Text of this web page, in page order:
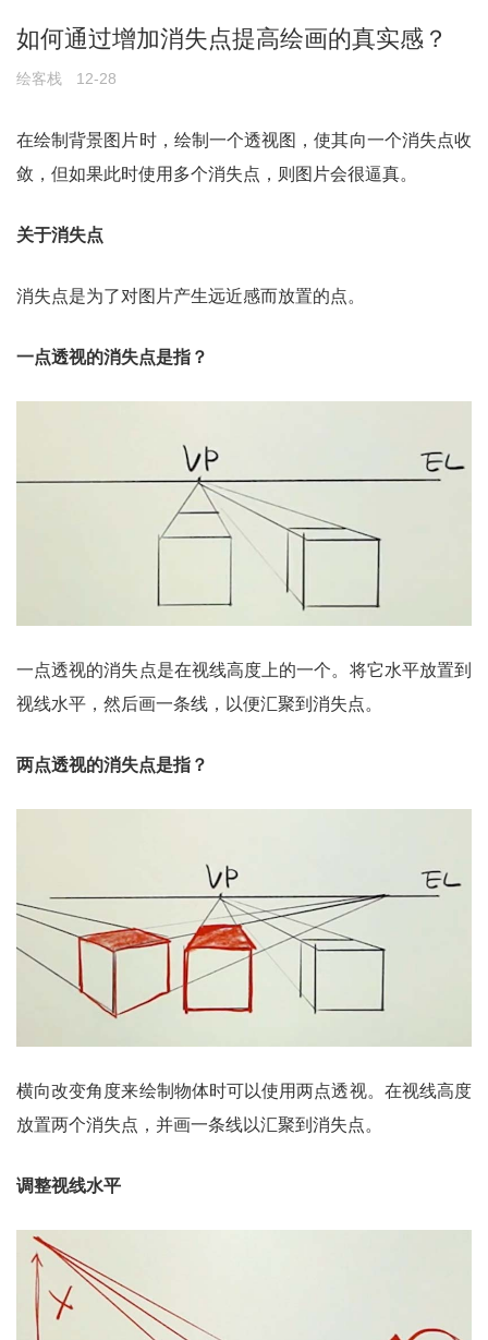
如何通过增加消失点提高绘画的真实感？
绘客栈 12-28
在绘制背景图片时，绘制一个透视图，使其向一个消失点收
敛，但如果此时使用多个消失点，则图片会很逼真。
关于消失点
消失点是为了对图片产生远近感而放置的点。
一点透视的消失点是指？
一点透视的消失点是在视线高度上的一个。将它水平放置到
视线水平，然后画一条线，以便汇聚到消失点。
两点透视的消失点是指？
横向改变角度来绘制物体时可以使用两点透视。在视线高度
放置两个消失点，并画一条线以汇聚到消失点。
调整视线水平